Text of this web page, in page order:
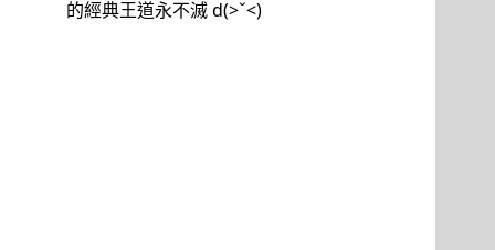
的經典王道永不滅 d(>ˇ<)